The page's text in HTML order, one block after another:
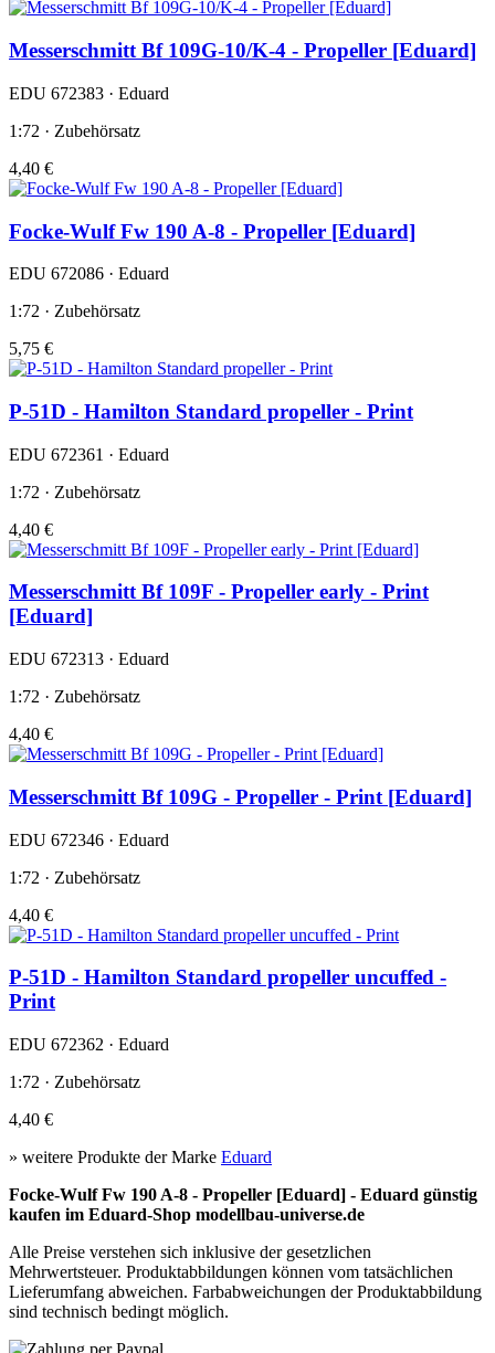
Messerschmitt Bf 109G-10/K-4 - Propeller [Eduard]
EDU 672383 · Eduard
1:72 · Zubehörsatz
4,40 €
Focke-Wulf Fw 190 A-8 - Propeller [Eduard]
EDU 672086 · Eduard
1:72 · Zubehörsatz
5,75 €
P-51D - Hamilton Standard propeller - Print
EDU 672361 · Eduard
1:72 · Zubehörsatz
4,40 €
Messerschmitt Bf 109F - Propeller early - Print
[Eduard]
EDU 672313 · Eduard
1:72 · Zubehörsatz
4,40 €
Messerschmitt Bf 109G - Propeller - Print [Eduard]
EDU 672346 · Eduard
1:72 · Zubehörsatz
4,40 €
P-51D - Hamilton Standard propeller uncuffed -
Print
EDU 672362 · Eduard
1:72 · Zubehörsatz
4,40 €
» weitere Produkte der Marke Eduard
Focke-Wulf Fw 190 A-8 - Propeller [Eduard] - Eduard günstig
kaufen im Eduard-Shop modellbau-universe.de
Alle Preise verstehen sich inklusive der gesetzlichen
Mehrwertsteuer. Produktabbildungen können vom tatsächlichen
Lieferumfang abweichen. Farbabweichungen der Produktabbildung
sind technisch bedingt möglich.